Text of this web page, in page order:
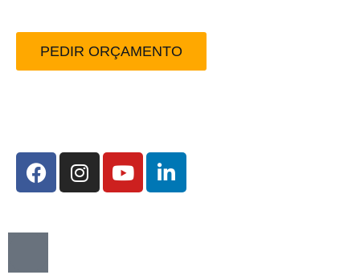
PEDIR ORÇAMENTO